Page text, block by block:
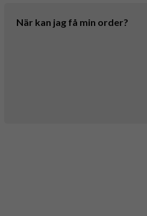
När kan jag få min order?